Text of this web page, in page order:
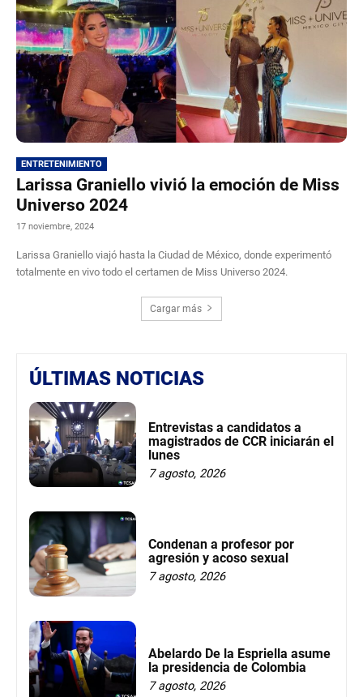
ENTRETENIMIENTO
Larissa Graniello vivió la emoción de Miss
Universo 2024
17 noviembre, 2024
Larissa Graniello viajó hasta la Ciudad de México, donde experimentó
totalmente en vivo todo el certamen de Miss Universo 2024.
Cargar más
ÚLTIMAS NOTICIAS
Entrevistas a candidatos a
magistrados de CCR iniciarán el
lunes
7 agosto, 2026
Condenan a profesor por
agresión y acoso sexual
7 agosto, 2026
Abelardo De la Espriella asume
la presidencia de Colombia
7 agosto, 2026